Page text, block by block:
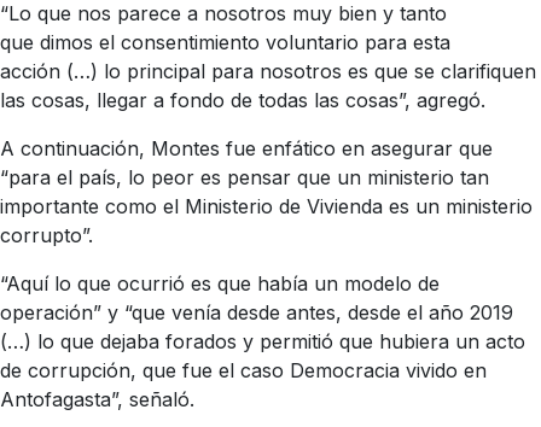
“Lo que nos parece a nosotros muy bien y tanto
que dimos el consentimiento voluntario para esta
acción (…) lo principal para nosotros es que se clarifiquen
las cosas, llegar a fondo de todas las cosas”, agregó.
A continuación, Montes fue enfático en asegurar que
“para el país, lo peor es pensar que un ministerio tan
importante como el Ministerio de Vivienda es un ministerio
corrupto”.
“Aquí lo que ocurrió es que había un modelo de
operación” y “que venía desde antes, desde el año 2019
(…) lo que dejaba forados y permitió que hubiera un acto
de corrupción, que fue el caso Democracia vivido en
Antofagasta”, señaló.